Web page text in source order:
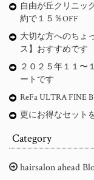
自由が丘クリニッ
約で１５％OFF
大切な方へのちょ
ス】おすすめです
２０２５年１１〜
ートです
ReFa ULTRA FINE
更にお得なセット
Category
hairsalon ahead